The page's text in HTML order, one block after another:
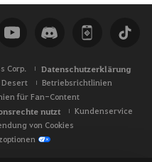
h
e
Corp. Datenschutzerklärung
Desert
Betriebsrichtlinien
für Fan-Content
nutzt
Kundenservice
von Cookies